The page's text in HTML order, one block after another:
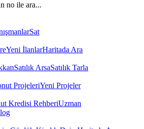
no ile ara...
Sat
Yeni İlanlarHaritada Ara
Satılık ArsaSatılık Tarla
ProjeleriYeni Projeler
Kredisi RehberiUzman